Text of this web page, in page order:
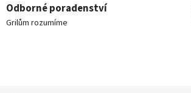
Odborné poradenství
Grilům rozumíme